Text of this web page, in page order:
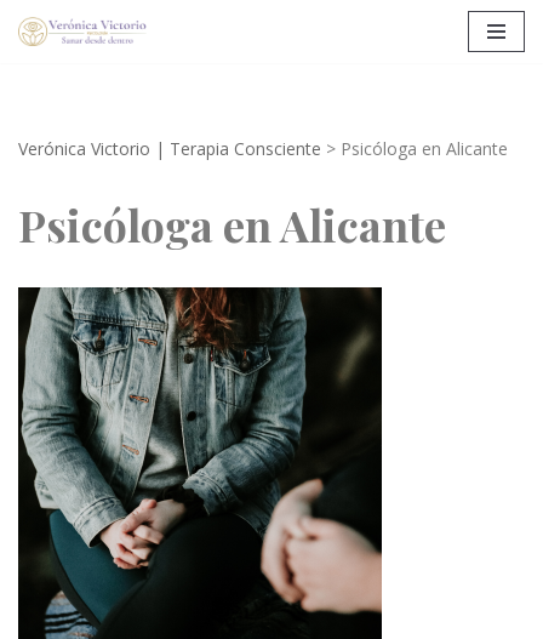
Verónica Victorio | Terapia Consciente > Psicóloga en Alicante
Psicóloga en Alicante